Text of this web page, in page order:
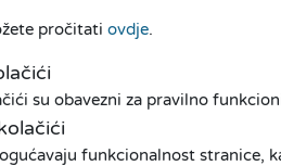
bio masu (pelet), kotlova
pumpi sa
na drva;
termostatskih ventila;
sistema za toplu vodu;
pročitati ovdje.
su obavezni za pravilno
funkcionalnost stranice,